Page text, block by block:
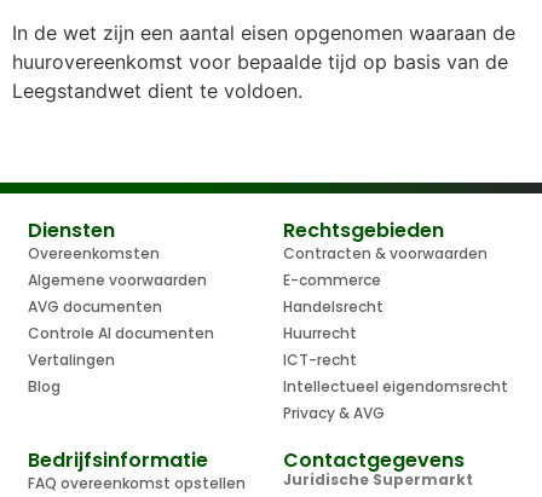
In de wet zijn een aantal eisen opgenomen waaraan de
huurovereenkomst voor bepaalde tijd op basis van de
Leegstandwet dient te voldoen.
Diensten
Overeenkomsten
Algemene voorwaarden
AVG documenten
Controle AI documenten
Vertalingen
Blog
Rechtsgebieden
Contracten & voorwaarden
E-commerce
Handelsrecht
Huurrecht
ICT-recht
Intellectueel eigendomsrecht
Privacy & AVG
Bedrijfsinformatie
FAQ overeenkomst opstellen
Contactgegevens
Juridische Supermarkt